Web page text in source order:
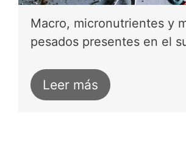
Macro, micronutrientes y
pesados presentes en el
Leer más